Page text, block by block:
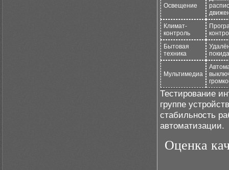
Освещение
Климат-
контроль
Бытовая
техника
Мультимедиа
Тестирование
группе
стабильность
автоматизации.
Оценка